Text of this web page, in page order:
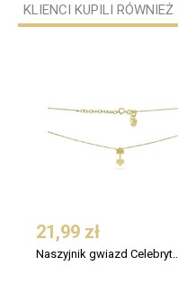
KLIENCI KUPILI RÓWNIEŻ
21,99 zł